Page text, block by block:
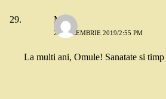
Mara
29 DECEMBRIE 2019/2:55 PM
La multi ani, Omule! Sanatate si timp